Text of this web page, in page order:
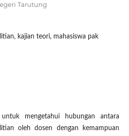
Tarutung
kajian teori, mahasiswa pak
mengetahui hubungan antara
oleh dosen dengan kemampuan